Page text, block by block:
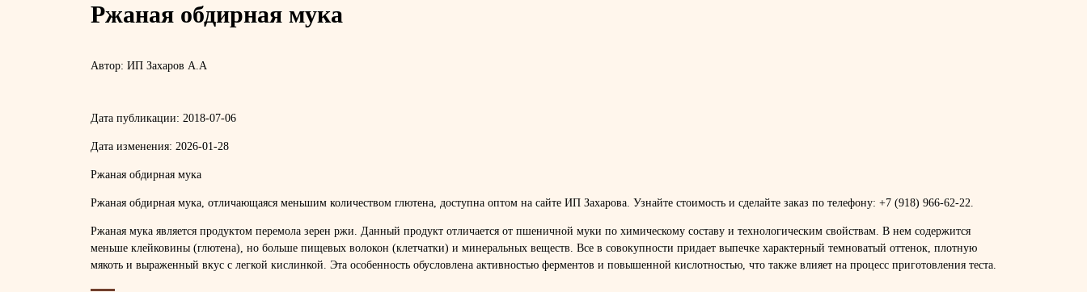
Ржаная обдирная мука
Автор: ИП Захаров А.А
Дата публикации: 2018-07-06
Дата изменения: 2026-01-28
Ржаная обдирная мука
Ржаная обдирная мука, отличающаяся меньшим количеством глютена, доступна оптом на сайте ИП Захарова. Узнайте стоимость и сделайте заказ по телефону: +7 (918) 966-62-22.
Ржаная мука является продуктом перемола зерен ржи. Данный продукт отличается от пшеничной муки по химическому составу и технологическим свойствам. В нем содержится
меньше клейковины (глютена), но больше пищевых волокон (клетчатки) и минеральных веществ. Все в совокупности придает выпечке характерный темноватый оттенок, плотную
мякоть и выраженный вкус с легкой кислинкой. Эта особенность обусловлена активностью ферментов и повышенной кислотностью, что также влияет на процесс приготовления теста.